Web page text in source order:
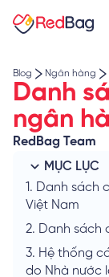
Blog Ngân hàng
Danh
ngân
RedBag Team
MỤC LỤC
1. Danh sách
Việt Nam
2. Danh sách
3. Hệ thống
do Nhà nước